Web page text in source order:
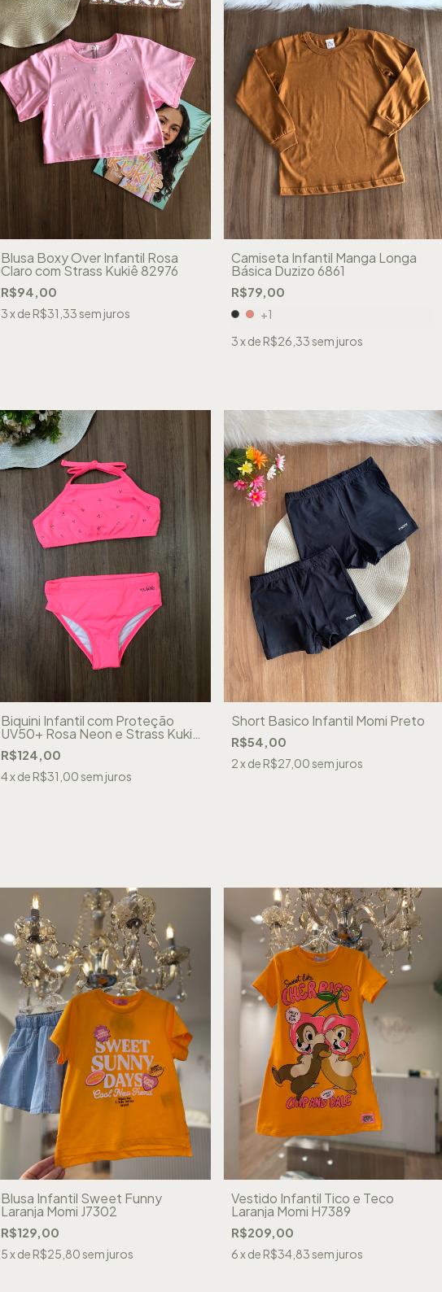
Blusa Boxy Over Infantil Rosa
Claro com Strass Kukiê 82976
R$94,00
3x de R$31,33sem juros
Camiseta Infantil Manga Longa
Básica Duzizo 6861
R$79,00
+1
3x de R$26,33sem juros
Biquini Infantil com Proteção
UV50+ Rosa Neon e Strass Kukiê
74403
R$124,00
4x de R$31,00sem juros
Short Basico Infantil Momi Preto
R$54,00
2x de R$27,00sem juros
Blusa Infantil Sweet Funny
Laranja Momi J7302
R$129,00
5x de R$25,80sem juros
Vestido Infantil Tico e Teco
Laranja Momi H7389
R$209,00
6x de R$34,83sem juros